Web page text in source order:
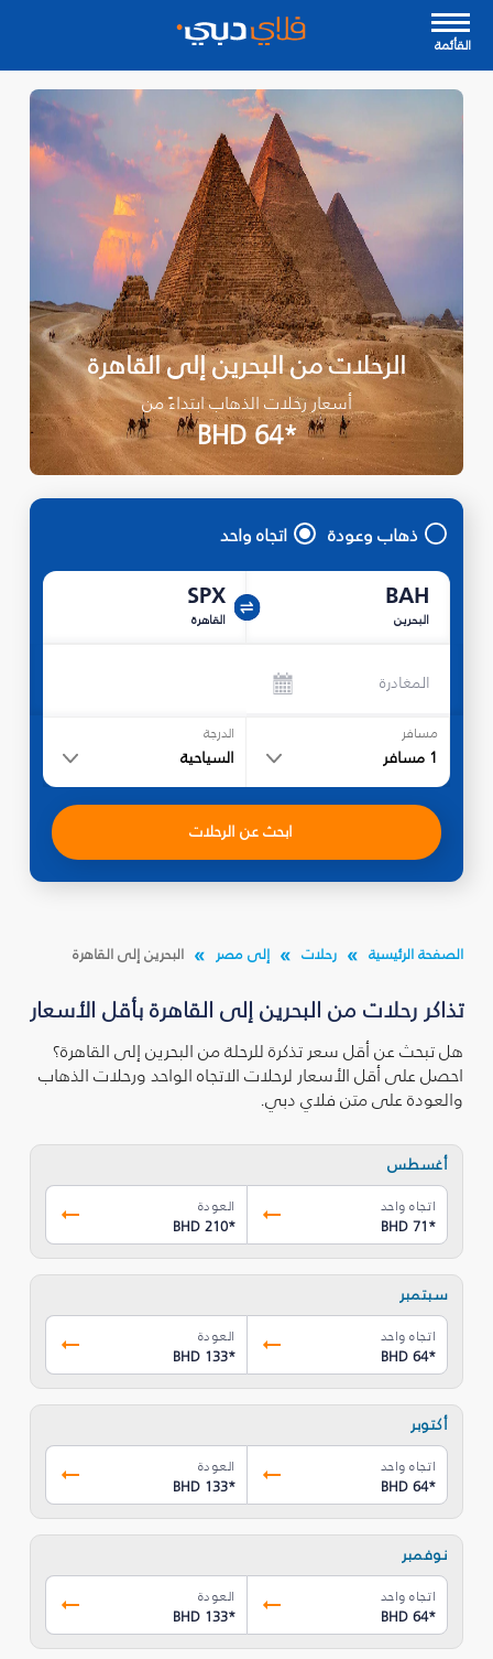
القأئمة
الرحلات من البحرين إلى القاهرة
أسعار رحلات الذهاب ابتداءً من
*BHD 64
ذهاب وعودة اتجاه واحد
BAH
البحرين
SPX
القاهرة
المغادرة
مسافر
1 مسافر
الدرجة
السياحية
ابحث عن الرحلات
الصفحة الرئيسية رحلات إلى مصر البحرين إلى القاهرة
تذاكر رحلات من البحرين إلى القاهرة بأقل الأسعار
هل تبحث عن أقل سعر تذكرة للرحلة من البحرين إلى القاهرة؟
احصل على أقل الأسعار لرحلات الاتجاه الواحد ورحلات الذهاب
والعودة على متن فلاي دبي.
أغسطس
اتجاه واحد
BHD 71*
العودة
BHD 210*
سبتمبر
اتجاه واحد
BHD 64*
العودة
BHD 133*
أكتوبر
اتجاه واحد
BHD 64*
العودة
BHD 133*
نوفمبر
اتجاه واحد
BHD 64*
العودة
BHD 133*